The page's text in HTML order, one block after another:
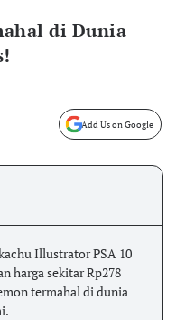
di Dunia
Add Us on Google
Illustrator PSA 10
harga sekitar Rp278
termahal di dunia